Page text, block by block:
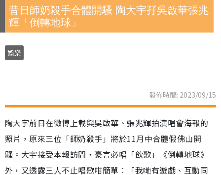
昔日師奶殺手合體開騷 陶大宇孖吳啟華張兆
輝「倒轉地球」
娛樂
發佈時間: 2023/09/15
陶大宇前日在微博上載與吳啟華、張兆輝拍演唱會海報的
照片，原來三位「師奶殺手」將於11月中合體假佛山開
騷。大宇接受本報訪問，豪言必唱「飲歌」《倒轉地球》
外，又透露三人不止唱歌咁簡單︰「我哋有遊戲、互動同